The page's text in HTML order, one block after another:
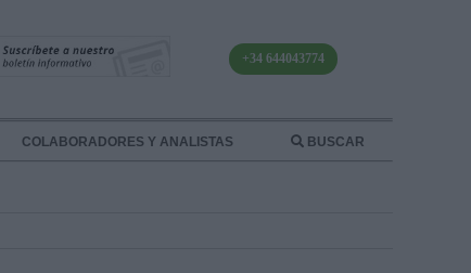
+34 644043774
COLABORADORES Y ANALISTAS BUSCAR